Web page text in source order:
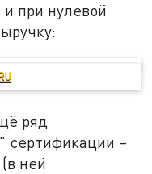
при нулевой
ряд
сертификации –
ней